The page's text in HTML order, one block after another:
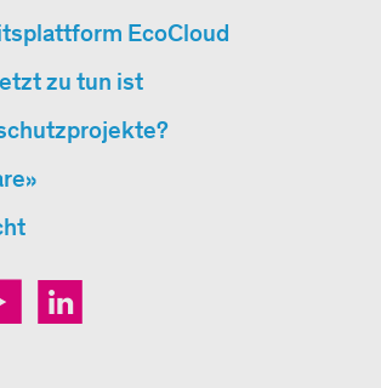
EcoCloud
zu tun ist